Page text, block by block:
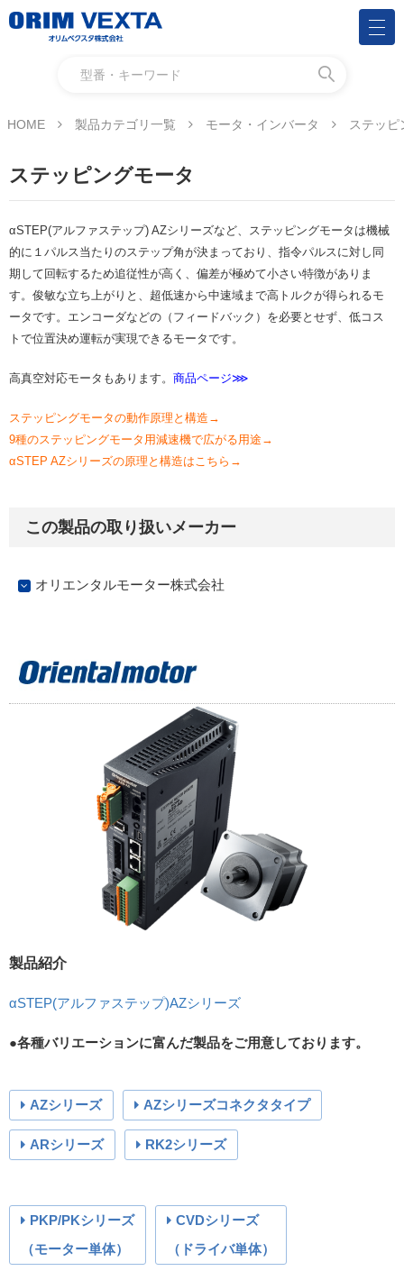
HOME 製品カテゴリ一覧 モータ・インバータ ステッピ
ステッピングモータ
αSTEP(アルファステップ) AZシリーズなど、ステッピングモータは機械
的に１パルス当たりのステップ角が決まっており、指令パルスに対し同
期して回転するため追従性が高く、偏差が極めて小さい特徴がありま
す。俊敏な立ち上がりと、超低速から中速域まで高トルクが得られるモ
ータです。エンコーダなどの（フィードバック）を必要とせず、低コス
トで位置決め運転が実現できるモータです。
高真空対応モータもあります。 商品ページ⋙
ステッピングモータの動作原理と構造→
9種のステッピングモータ用減速機で広がる用途→
αSTEP AZシリーズの原理と構造はこちら→
この製品の取り扱いメーカー
オリエンタルモーター株式会社
製品紹介
αSTEP(アルファステップ)AZシリーズ
●各種バリエーションに富んだ製品をご用意しております。
AZシリーズ AZシリーズコネクタタイプ
ARシリーズ RK2シリーズ
PKP/PKシリーズ
（モーター単体）
CVDシリーズ
（ドライバ単体）